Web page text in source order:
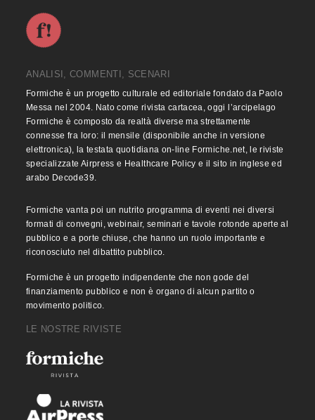
ANALISI, COMMENTI, SCENARI
Formiche è un progetto culturale ed editoriale fondato da Paolo
Messa nel 2004. Nato come rivista cartacea, oggi l’arcipelago
Formiche è composto da realtà diverse ma strettamente
connesse fra loro: il mensile (disponibile anche in versione
elettronica), la testata quotidiana on-line Formiche.net, le riviste
specializzate Airpress e Healthcare Policy e il sito in inglese ed
arabo Decode39.
Formiche vanta poi un nutrito programma di eventi nei diversi
formati di convegni, webinair, seminari e tavole rotonde aperte al
pubblico e a porte chiuse, che hanno un ruolo importante e
riconosciuto nel dibattito pubblico.
Formiche è un progetto indipendente che non gode del
finanziamento pubblico e non è organo di alcun partito o
movimento politico.
LE NOSTRE RIVISTE